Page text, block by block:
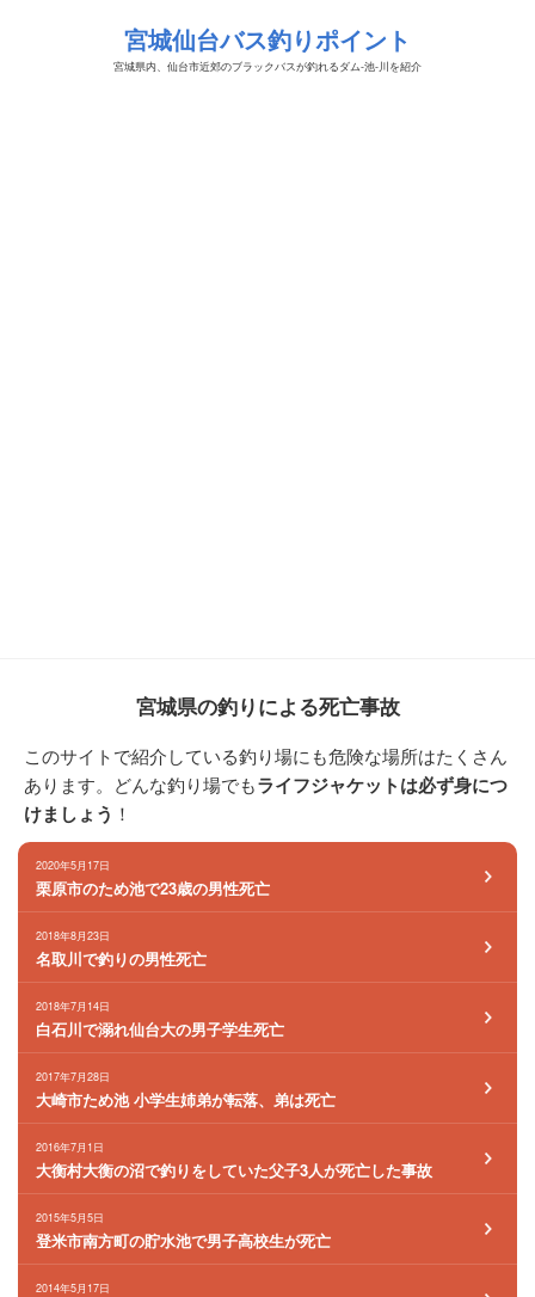
宮城仙台バス釣りポイント
宮城県内、仙台市近郊のブラックバスが釣れるダム-池-川を紹介
宮城県の釣りによる死亡事故
このサイトで紹介している釣り場にも危険な場所はたくさん
あります。どんな釣り場でもライフジャケットは必ず身につ
けましょう ！
2020年5月17日
栗原市のため池で23歳の男性死亡
2018年8月23日
名取川で釣りの男性死亡
2018年7月14日
白石川で溺れ仙台大の男子学生死亡
2017年7月28日
大崎市ため池 小学生姉弟が転落、弟は死亡
2016年7月1日
大衡村大衡の沼で釣りをしていた父子3人が死亡した事故
2015年5月5日
登米市南方町の貯水池で男子高校生が死亡
2014年5月17日